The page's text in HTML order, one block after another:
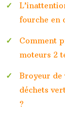
fourche en
Comment
moteurs 2
Broyeur de
déchets
?